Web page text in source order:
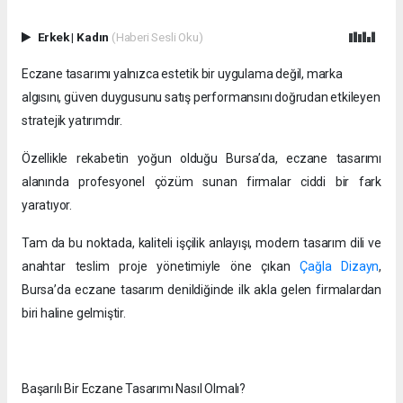
Erkek| Kadın (Haberi Sesli Oku)
Eczane tasarımı yalnızca estetik bir uygulama değil, marka
algısını, güven duygusunu satış performansını doğrudan etkileyen
stratejik yatırımdır.
Özellikle rekabetin yoğun olduğu Bursa’da, eczane tasarımı
alanında profesyonel çözüm sunan firmalar ciddi bir fark
yaratıyor.
Tam da bu noktada, kaliteli işçilik anlayışı, modern tasarım dili ve
anahtar teslim proje yönetimiyle öne çıkanÇağla Dizayn,
Bursa’da eczane tasarım denildiğinde ilk akla gelen firmalardan
biri haline gelmiştir.
Başarılı Bir Eczane Tasarımı Nasıl Olmalı?